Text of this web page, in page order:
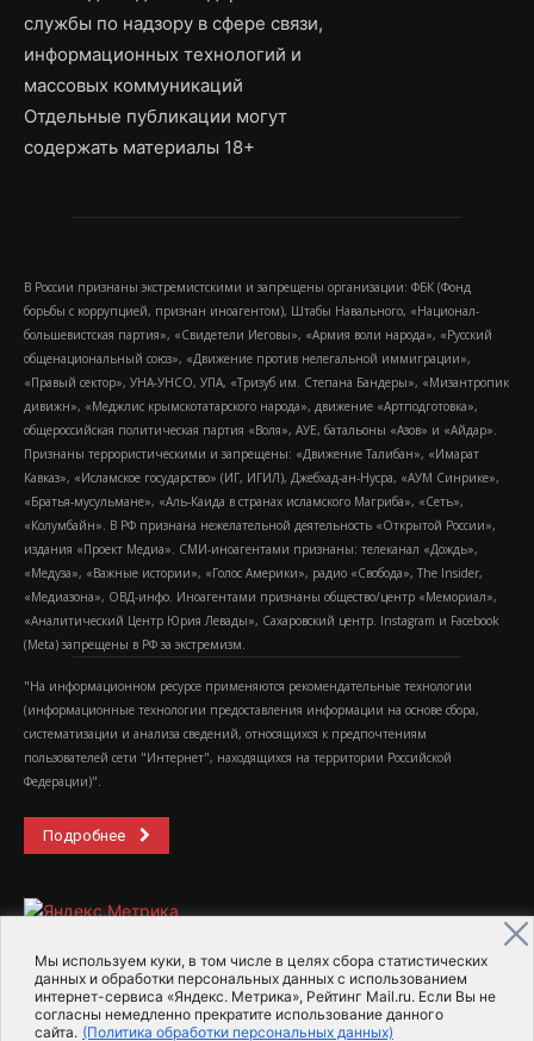
Мы используем куки, в том числе в целях сбора статистических
данных и обработки персональных данных с использованием
интернет-сервиса «Яндекс. Метрика», Рейтинг Mail.ru. Если Вы не
согласны немедленно прекратите использование данного
сайта. (Политика обработки персональных данных)
службы по надзору в сфере связи,
информационных технологий и
массовых коммуникаций
Отдельные публикации могут
содержать материалы 18+
В России признаны экстремистскими и запрещены организации: ФБК (Фонд
борьбы с коррупцией, признан иноагентом), Штабы Навального, «Национал-
большевистская партия», «Свидетели Иеговы», «Армия воли народа», «Русский
общенациональный союз», «Движение против нелегальной иммиграции»,
«Правый сектор», УНА-УНСО, УПА, «Тризуб им. Степана Бандеры», «Мизантропик
дивижн», «Меджлис крымскотатарского народа», движение «Артподготовка»,
общероссийская политическая партия «Воля», АУЕ, батальоны «Азов» и «Айдар».
Признаны террористическими и запрещены: «Движение Талибан», «Имарат
Кавказ», «Исламское государство» (ИГ, ИГИЛ), Джебхад-ан-Нусра, «АУМ Синрике»,
«Братья-мусульмане», «Аль-Каида в странах исламского Магриба», «Сеть»,
«Колумбайн». В РФ признана нежелательной деятельность «Открытой России»,
издания «Проект Медиа». СМИ-иноагентами признаны: телеканал «Дождь»,
«Медуза», «Важные истории», «Голос Америки», радио «Свобода», The Insider,
«Медиазона», ОВД-инфо. Иноагентами признаны общество/центр «Мемориал»,
«Аналитический Центр Юрия Левады», Сахаровский центр. Instagram и Facebook
(Metа) запрещены в РФ за экстремизм.
"На информационном ресурсе применяются рекомендательные технологии
(информационные технологии предоставления информации на основе сбора,
систематизации и анализа сведений, относящихся к предпочтениям
пользователей сети "Интернет", находящихся на территории Российской
Федерации)".
Подробнее
2015-2026- Информационное агентство МедиаПоток